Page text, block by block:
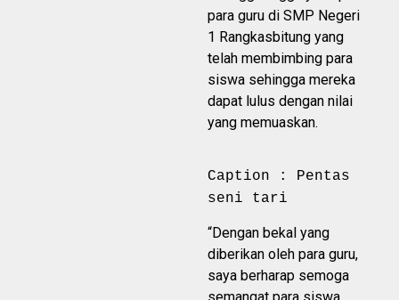
para guru di SMP Negeri
1 Rangkasbitung yang
telah membimbing para
siswa sehingga mereka
dapat lulus dengan nilai
yang memuaskan.
Caption : Pentas
seni tari
“Dengan bekal yang
diberikan oleh para guru,
saya berharap semoga